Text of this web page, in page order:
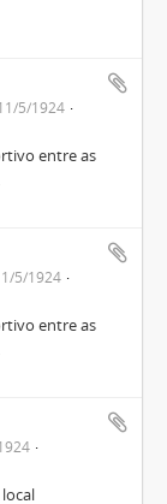
5/1924
entre as
5/1924
entre as